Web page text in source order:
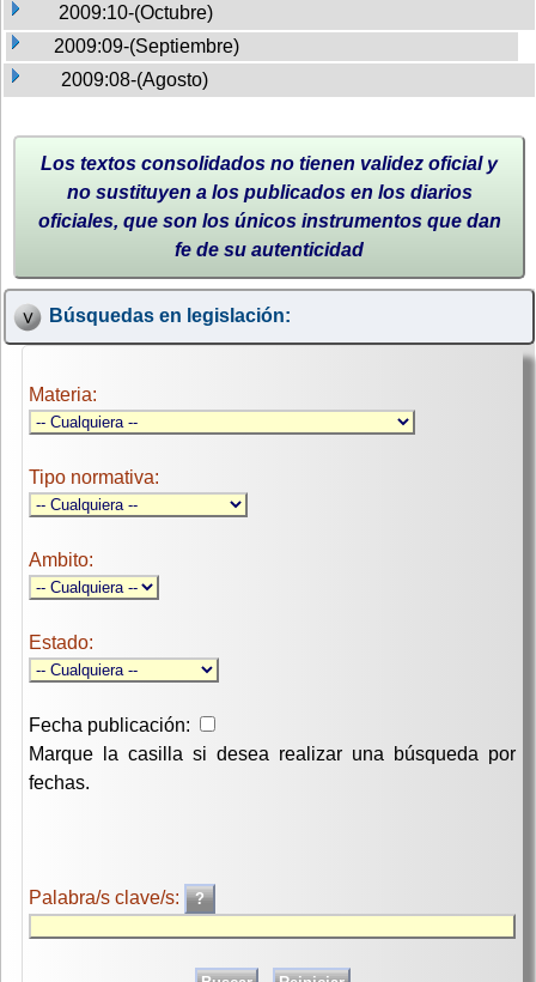
2009:10-(Octubre)
2009:09-(Septiembre)
2009:08-(Agosto)
Los textos consolidados no tienen validez oficial y
no sustituyen a los publicados en los diarios
oficiales, que son los únicos instrumentos que dan
fe de su autenticidad
Búsquedas en legislación:
Materia:
Tipo normativa:
Ambito:
Estado:
Fecha publicación:
Marque la casilla si desea realizar una búsqueda por
fechas.
Palabra/s clave/s: